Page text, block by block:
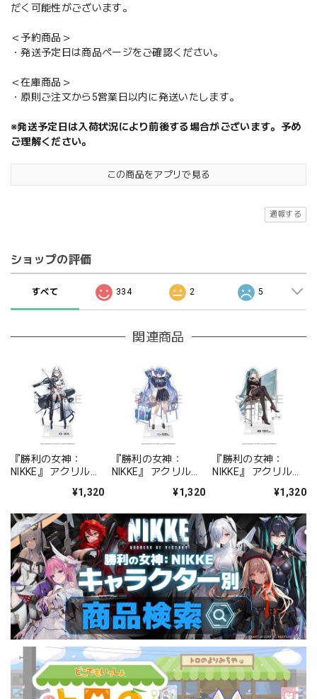
だく可能性がございます。
＜予約商品＞
・発送予定日は商品ページをご確認ください。
＜在庫商品＞
・原則ご注文から5営業日以内に発送いたします。
※発送予定日は入荷状況により前後する場合がございます。予め
ご理解ください。
この商品をアプリで見る
通報する
ショップの評価
すべて 334 2 5
関連商品
『勝利の女神：
NIKKE』 アクリルス
¥1,320
『勝利の女神：
NIKKE』 アクリルス
ォーチュンメイト
¥1,320
『勝利の女神：
NIKKE』 アクリルス
シャープレッスン
¥1,320